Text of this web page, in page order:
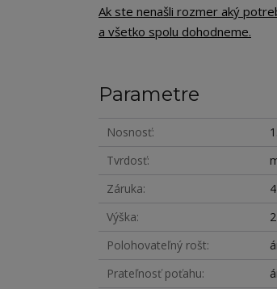
Ak ste nenašli rozmer aký
a všetko spolu dohodneme.
Parametre
Nosnosť
Tvrdosť
Záruka
Výška
Polohovateľný rošt
Prateľnosť poťahu